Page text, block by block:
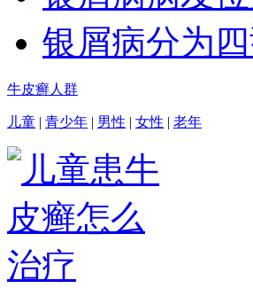
银屑病分为
牛皮癣人群
儿童 | 青少年 | 男性 | 女性 | 老年